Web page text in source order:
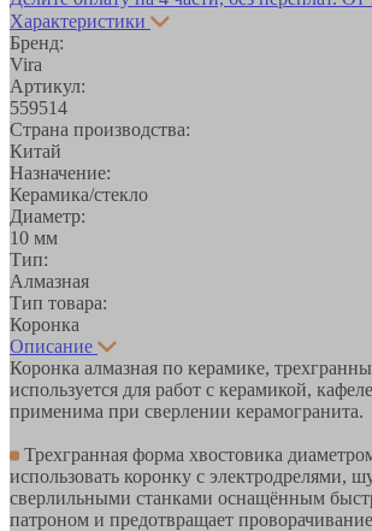
Характеристики
Бренд:
Vira
Артикул:
559514
Страна производства:
Китай
Назначение:
Керамика/стекло
Диаметр:
10 мм
Тип:
Алмазная
Тип товара:
Коронка
Описание
Коронка алмазная по керамике,
используется для работ с керамикой,
применима при сверлении керамогранита.
Трехгранная форма хвостовика
использовать коронку с электродрелями,
сверлильными станками оснащённым
патроном и предотвращает